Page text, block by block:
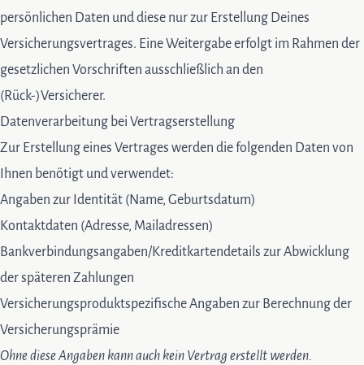
persönlichen Daten und diese nur zur Erstellung Deines
Versicherungsvertrages. Eine Weitergabe erfolgt im Rahmen der
gesetzlichen Vorschriften ausschließlich an den
(Rück-)Versicherer.
Datenverarbeitung bei Vertragserstellung
Zur Erstellung eines Vertrages werden die folgenden Daten von
Ihnen benötigt und verwendet:
Angaben zur Identität (Name, Geburtsdatum)
Kontaktdaten (Adresse, Mailadressen)
Bankverbindungsangaben/Kreditkartendetails zur Abwicklung
der späteren Zahlungen
Versicherungsproduktspezifische Angaben zur Berechnung der
Versicherungsprämie
Ohne diese Angaben kann auch kein Vertrag erstellt werden.